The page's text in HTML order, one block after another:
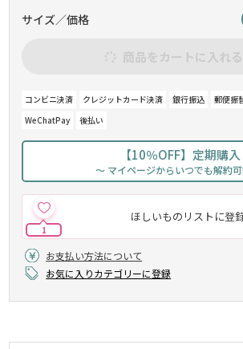
サイズ／価格
商品をカートに入れる
コンビニ決済 クレジットカード決済 銀行振込 郵便振
WeChatPay
後払い
【10％OFF】定期購入
～ マイページからいつでも解約
ほしいものリストに登
1
お支払い方法について
お気に入りカテゴリーに登録